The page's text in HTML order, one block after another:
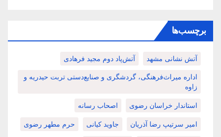
برچسب‌ها
آتش نشانی مشهد آتش‌پاد دوم مجید فرهادی
اداره میراث‌فرهنگی، گردشگری و صنایع‌دستی تربت حیدریه و
زاوه
استاندار خراسان رضوی اصحاب رسانه
امیر سرتیپ رضا آذریان جاوید کیانی حرم مطهر رضوی